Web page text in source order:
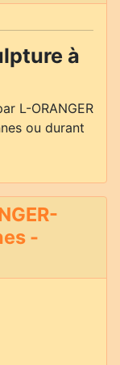
à
L-ORANGER
ou durant
-